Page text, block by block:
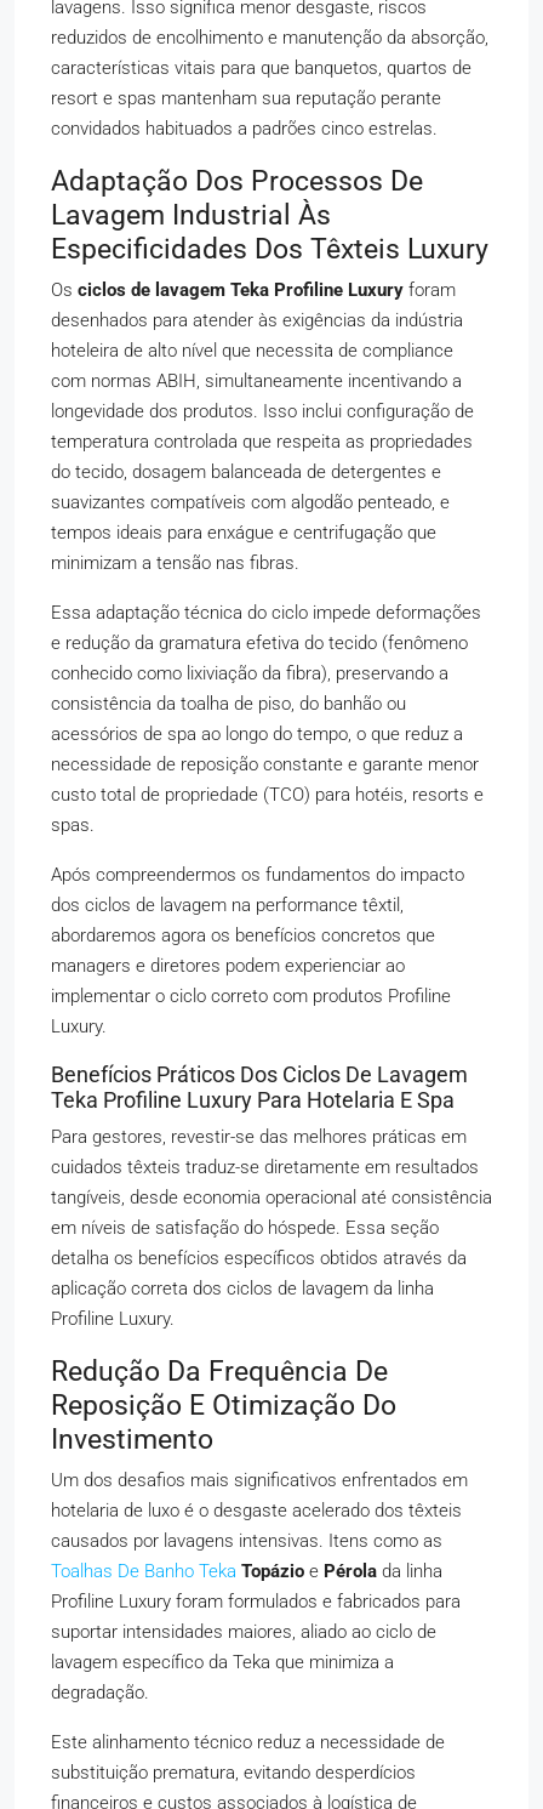
lavagens. Isso significa menor desgaste, riscos
reduzidos de encolhimento e manutenção da absorção,
características vitais para que banquetos, quartos de
resort e spas mantenham sua reputação perante
convidados habituados a padrões cinco estrelas.
Adaptação Dos Processos De
Lavagem Industrial Às
Especificidades Dos Têxteis Luxury
Os ciclos de lavagem Teka Profiline Luxury foram
desenhados para atender às exigências da indústria
hoteleira de alto nível que necessita de compliance
com normas ABIH, simultaneamente incentivando a
longevidade dos produtos. Isso inclui configuração de
temperatura controlada que respeita as propriedades
do tecido, dosagem balanceada de detergentes e
suavizantes compatíveis com algodão penteado, e
tempos ideais para enxágue e centrifugação que
minimizam a tensão nas fibras.
Essa adaptação técnica do ciclo impede deformações
e redução da gramatura efetiva do tecido (fenômeno
conhecido como lixiviação da fibra), preservando a
consistência da toalha de piso, do banhão ou
acessórios de spa ao longo do tempo, o que reduz a
necessidade de reposição constante e garante menor
custo total de propriedade (TCO) para hotéis, resorts e
spas.
Após compreendermos os fundamentos do impacto
dos ciclos de lavagem na performance têxtil,
abordaremos agora os benefícios concretos que
managers e diretores podem experienciar ao
implementar o ciclo correto com produtos Profiline
Luxury.
Benefícios Práticos Dos Ciclos De Lavagem
Teka Profiline Luxury Para Hotelaria E Spa
Para gestores, revestir-se das melhores práticas em
cuidados têxteis traduz-se diretamente em resultados
tangíveis, desde economia operacional até consistência
em níveis de satisfação do hóspede. Essa seção
detalha os benefícios específicos obtidos através da
aplicação correta dos ciclos de lavagem da linha
Profiline Luxury.
Redução Da Frequência De
Reposição E Otimização Do
Investimento
Um dos desafios mais significativos enfrentados em
hotelaria de luxo é o desgaste acelerado dos têxteis
causados por lavagens intensivas. Itens como as
Toalhas De Banho Teka Topázio e Pérola da linha
Profiline Luxury foram formulados e fabricados para
suportar intensidades maiores, aliado ao ciclo de
lavagem específico da Teka que minimiza a
degradação.
Este alinhamento técnico reduz a necessidade de
substituição prematura, evitando desperdícios
financeiros e custos associados à logística de